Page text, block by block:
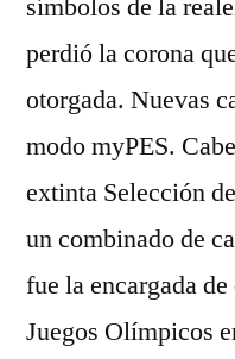
símbolos de la
perdió la corona
otorgada. Nuevas
modo myPES.
extinta Selección
un combinado de
fue la encargada
Juegos Olímpicos